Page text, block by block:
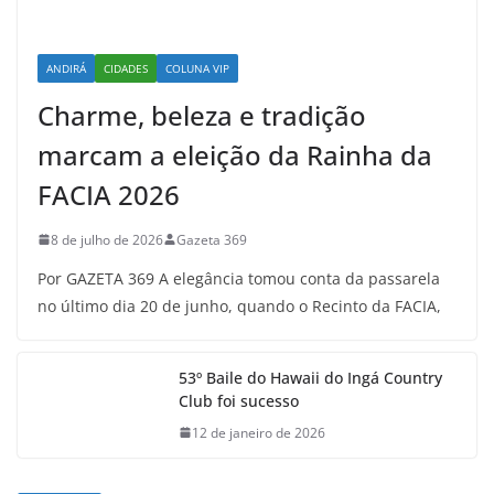
ANDIRÁ CIDADES COLUNA VIP
Charme, beleza e tradição
marcam a eleição da Rainha da
FACIA 2026
8 de julho de 2026 Gazeta 369
Por GAZETA 369 A elegância tomou conta da passarela
no último dia 20 de junho, quando o Recinto da FACIA,
53º Baile do Hawaii do Ingá Country
Club foi sucesso
12 de janeiro de 2026